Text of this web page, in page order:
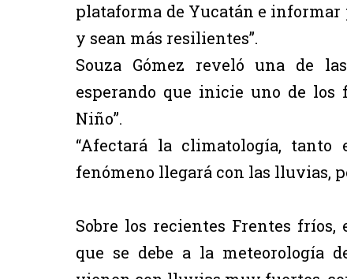
plataforma de Yucatán e informar
y sean más resilientes”.
Souza Gómez reveló una de
esperando que inicie uno de los
Niño”.
“Afectará la climatología,
fenómeno llegará con las lluvias,
Sobre los recientes Frentes
que se debe a la meteorología